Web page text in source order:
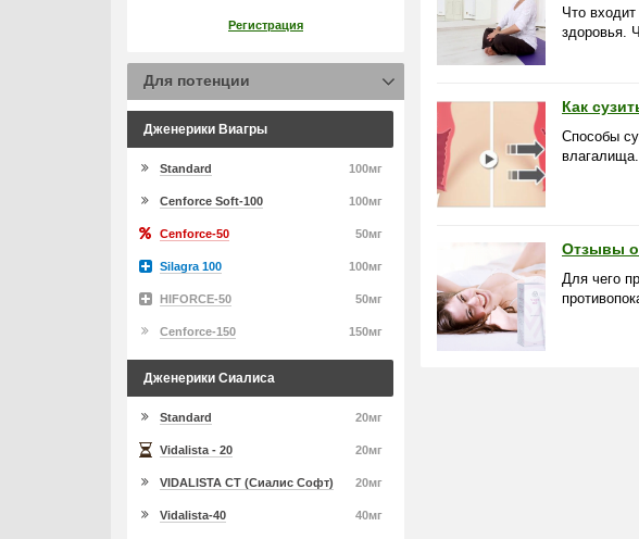
Что
здоровья.
Как
Способы
Отзывы о
Для чего
Регистрация
Для потенции
Дженерики Виагры
100мг
Standard
100мг
Cenforce Soft-100
50мг
Cenforce-50
100мг
Silagra 100
50мг
HIFORCE-50
150мг
Cenforce-150
Дженерики Сиалиса
20мг
Standard
20мг
Vidalista - 20
20мг
VIDALISTA CT (Сиалис Софт)
40мг
Vidalista-40